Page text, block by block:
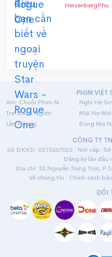
HeisenbergPhu ·
PHIM VIỆT
Ám: Chuỗi Phim Ngắn Linh Dị
Nghỉ Hè
Trại Buôn Người
Lên Hương
Bóng Ma
CÔNG TY
Số ĐKKD: 0315367026 · Nơi cấp:
· Đăng ký lần
Địa chỉ: 33 Nguyễn Trung Trực,
Về chúng tôi · Chính sách
ĐỐI